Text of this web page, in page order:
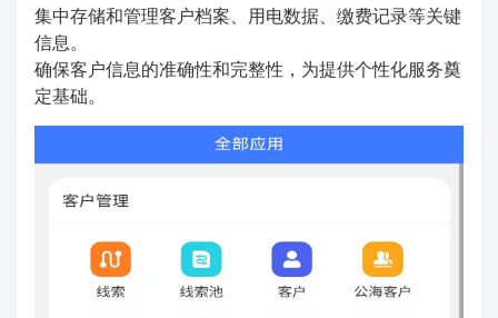
集中存储和管理客户档案、用电数据、缴费记录等关键
信息。
确保客户信息的准确性和完整性，为提供个性化服务奠
定基础。